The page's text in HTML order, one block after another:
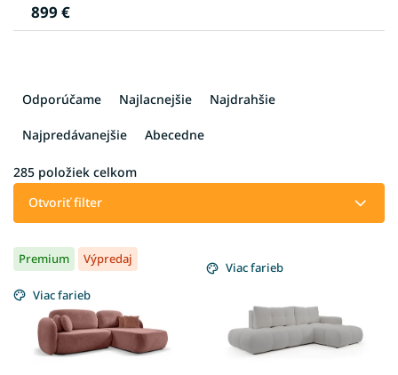
899 €
a
i
e
o
d
u
Odporúčame Najlacnejšie Najdrahšie
Najpredávanejšie Abecedne
285 položiek celkom
Otvoriť filter
V
ý
p
i
Premium Výpredaj
Viac farieb
Viac farieb